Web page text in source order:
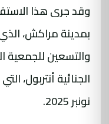
وقد جرى هذا
بمدينة مراكش،
والتسعين للجمعية
نونبر 2025.